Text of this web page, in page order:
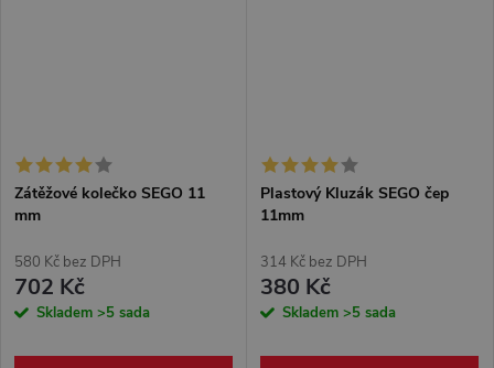
Zátěžové kolečko SEGO 11
mm
580 Kč bez DPH
702 Kč
Skladem >5 sada
Plastový Kluzák SEGO čep
11mm
314 Kč bez DPH
380 Kč
Skladem >5 sada